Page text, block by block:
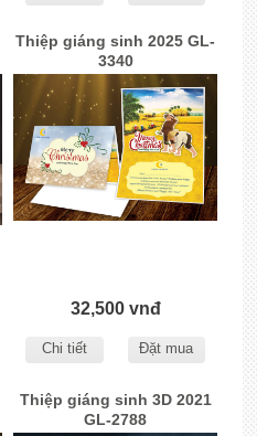
Thiệp giáng sinh 2025 GL-
3340
32,500 vnđ
Chi tiết Đặt mua
Thiệp giáng sinh 3D 2021
GL-2788